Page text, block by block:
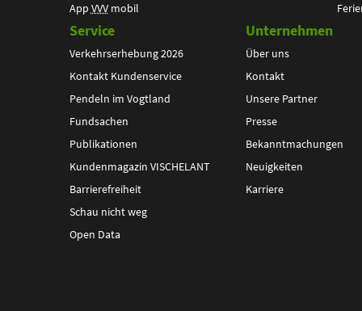
App VVVmobil
Service
Verkehrserhebung 2026
Kontakt Kundenservice
Pendeln im Vogtland
Fundsachen
Publikationen
Kundenmagazin VISCHELANT
Barrierefreiheit
Schau nicht weg
Open Data
Unternehmen
Über uns
Kontakt
Unsere Partner
Presse
Bekanntmachungen
Neuigkeiten
Karriere